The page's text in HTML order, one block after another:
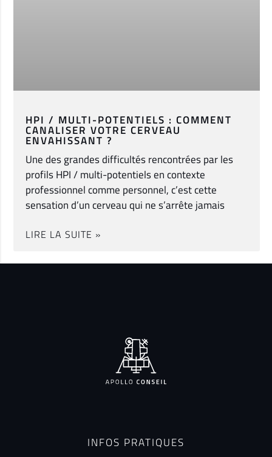
HPI / MULTI-POTENTIELS : COMMENT
CANALISER VOTRE CERVEAU
ENVAHISSANT ?
Une des grandes difficultés rencontrées par les
profils HPI / multi-potentiels en contexte
professionnel comme personnel, c’est cette
sensation d’un cerveau qui ne s’arrête jamais
LIRE LA SUITE »
INFOS PRATIQUES